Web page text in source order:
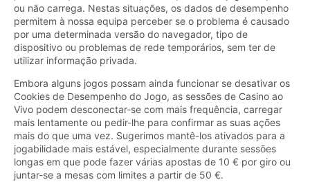
ou não carrega. Nestas situações, os dados de desempenho
permitem à nossa equipa perceber se o problema é causado
por uma determinada versão do navegador, tipo de
dispositivo ou problemas de rede temporários, sem ter de
utilizar informação privada.
Embora alguns jogos possam ainda funcionar se desativar os
Cookies de Desempenho do Jogo, as sessões de Casino ao
Vivo podem desconectar-se com mais frequência, carregar
mais lentamente ou pedir-lhe para confirmar as suas ações
mais do que uma vez. Sugerimos mantê-los ativados para a
jogabilidade mais estável, especialmente durante sessões
longas em que pode fazer várias apostas de 10 € por giro ou
juntar-se a mesas com limites a partir de 50 €.